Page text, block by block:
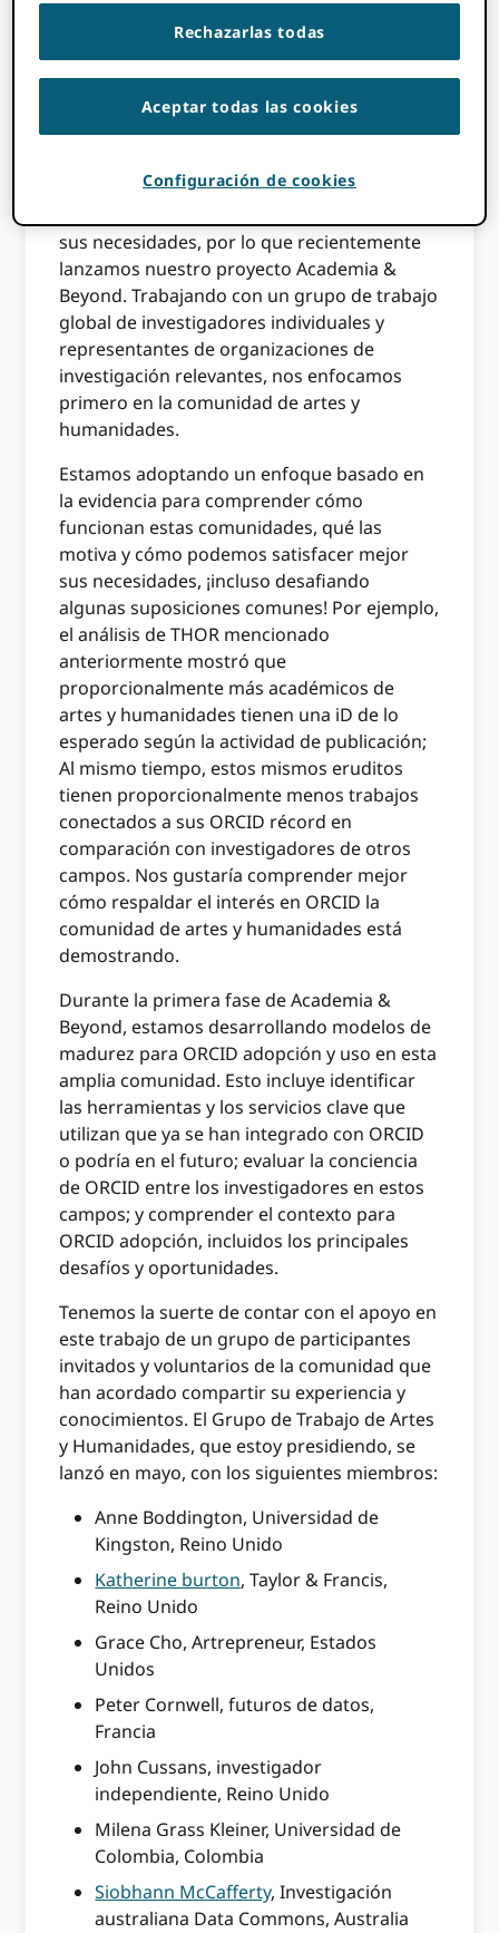
recopilar información sobre los usuarios a
través de nuestrosencuestas comunitarias
a través de otras investigaciones, como la
las disciplinas y ubicaciones.
tenemos una gran oportunidad de enfocar
sus necesidades, por lo que recientemente
lanzamos nuestro proyecto Academia &
Beyond. Trabajando con un grupo de trabajo
global de investigadores individuales y
representantes de organizaciones de
investigación relevantes, nos enfocamos
primero en la comunidad de artes y
humanidades.
Estamos adoptando un enfoque basado en
la evidencia para comprender cómo
funcionan estas comunidades, qué las
motiva y cómo podemos satisfacer mejor
sus necesidades, ¡incluso desafiando
algunas suposiciones comunes! Por ejemplo,
el análisis de THOR mencionado
anteriormente mostró que
proporcionalmente más académicos de
artes y humanidades tienen una iD de lo
esperado según la actividad de publicación;
Al mismo tiempo, estos mismos eruditos
tienen proporcionalmente menos trabajos
conectados a sus ORCID récord en
comparación con investigadores de otros
campos. Nos gustaría comprender mejor
cómo respaldar el interés en ORCID la
comunidad de artes y humanidades está
demostrando.
Durante la primera fase de Academia &
Beyond, estamos desarrollando modelos de
madurez para ORCID adopción y uso en esta
amplia comunidad. Esto incluye identificar
las herramientas y los servicios clave que
utilizan que ya se han integrado con ORCID
o podría en el futuro; evaluar la conciencia
de ORCID entre los investigadores en estos
campos; y comprender el contexto para
ORCID adopción, incluidos los principales
desafíos y oportunidades.
Tenemos la suerte de contar con el apoyo en
este trabajo de un grupo de participantes
invitados y voluntarios de la comunidad que
han acordado compartir su experiencia y
conocimientos. El Grupo de Trabajo de Artes
y Humanidades, que estoy presidiendo, se
lanzó en mayo, con los siguientes miembros:
Anne Boddington, Universidad de
Kingston, Reino Unido
Katherine burton, Taylor & Francis,
Reino Unido
Grace Cho, Artrepreneur, Estados
Unidos
Peter Cornwell, futuros de datos,
Francia
John Cussans, investigador
independiente, Reino Unido
Milena Grass Kleiner, Universidad de
Colombia, Colombia
Siobhann McCafferty, Investigación
australiana Data Commons, Australia
Rechazarlas todas
Aceptar todas las cookies
Configuración de cookies